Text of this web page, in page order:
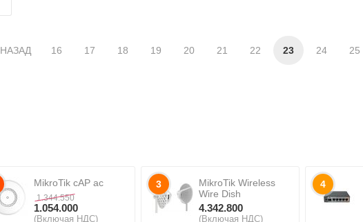
НАЗАД 16 17 18 19 20 21 22 23 24 25
MikroTik cAP ac
1.344.550
1.054.000
(Включая НДС)
3
MikroTik Wireless
Wire Dish
4.342.800
(Включая НДС)
4